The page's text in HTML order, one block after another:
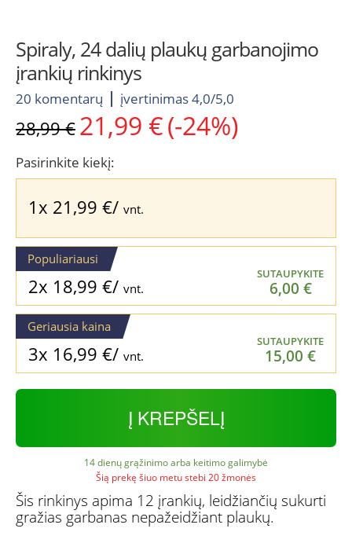
Spiraly, 24 dalių plaukų garbanojimo
įrankių rinkinys
20 komentarų įvertinimas 4,0/5,0
28,99€ Original
price
was:
28,99 €.
21,99 € Current
price
21,99 €.
(-24%)
Pasirinkite kiekį:
1x 21,99 €/ vnt.
Populiariausi
2x 18,99 €/ vnt.
SUTAUPYKITE
6,00 €
Geriausia kaina
3x 16,99 €/ vnt.
SUTAUPYKITE
15,00 €
Į KREPŠELĮ
14 dienų grąžinimo arba keitimo galimybė
Šią prekę šiuo metu stebi 20 žmonės
Šis rinkinys apima 12 įrankių, leidžiančių sukurti
gražias garbanas nepažeidžiant plaukų.